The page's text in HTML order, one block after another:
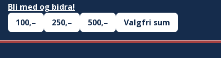
Bli med og bidra!
100,–
250,– 500,– Valgfri sum